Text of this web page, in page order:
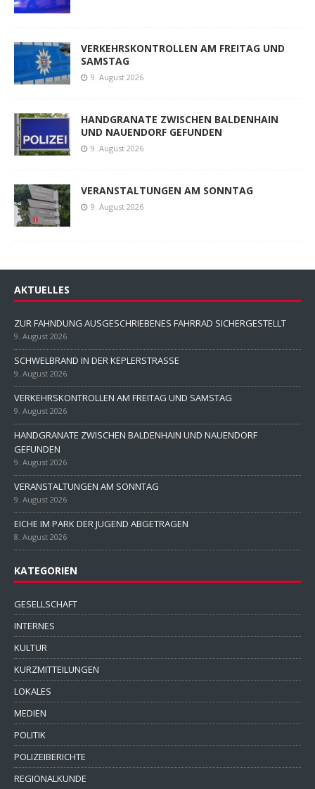
VERKEHRSKONTROLLEN AM FREITAG UND
SAMSTAG
9. August 2026
HANDGRANATE ZWISCHEN BALDENHAIN
UND NAUENDORF GEFUNDEN
9. August 2026
VERANSTALTUNGEN AM SONNTAG
9. August 2026
AKTUELLES
ZUR FAHNDUNG AUSGESCHRIEBENES FAHRRAD SICHERGESTELLT
9. August 2026
SCHWELBRAND IN DER KEPLERSTRASSE
9. August 2026
VERKEHRSKONTROLLEN AM FREITAG UND SAMSTAG
9. August 2026
HANDGRANATE ZWISCHEN BALDENHAIN UND NAUENDORF
GEFUNDEN
9. August 2026
VERANSTALTUNGEN AM SONNTAG
9. August 2026
EICHE IM PARK DER JUGEND ABGETRAGEN
8. August 2026
KATEGORIEN
GESELLSCHAFT
INTERNES
KULTUR
KURZMITTEILUNGEN
LOKALES
MEDIEN
POLITIK
POLIZEIBERICHTE
REGIONALKUNDE